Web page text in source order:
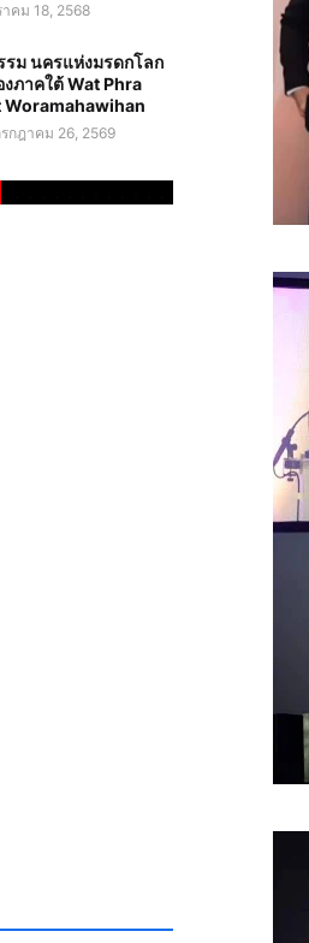
าคม 18, 2568
ม นครแห่งมรดกโลก
ภาคใต้ Wat Phra
Woramahawihan
กฎาคม 26, 2569